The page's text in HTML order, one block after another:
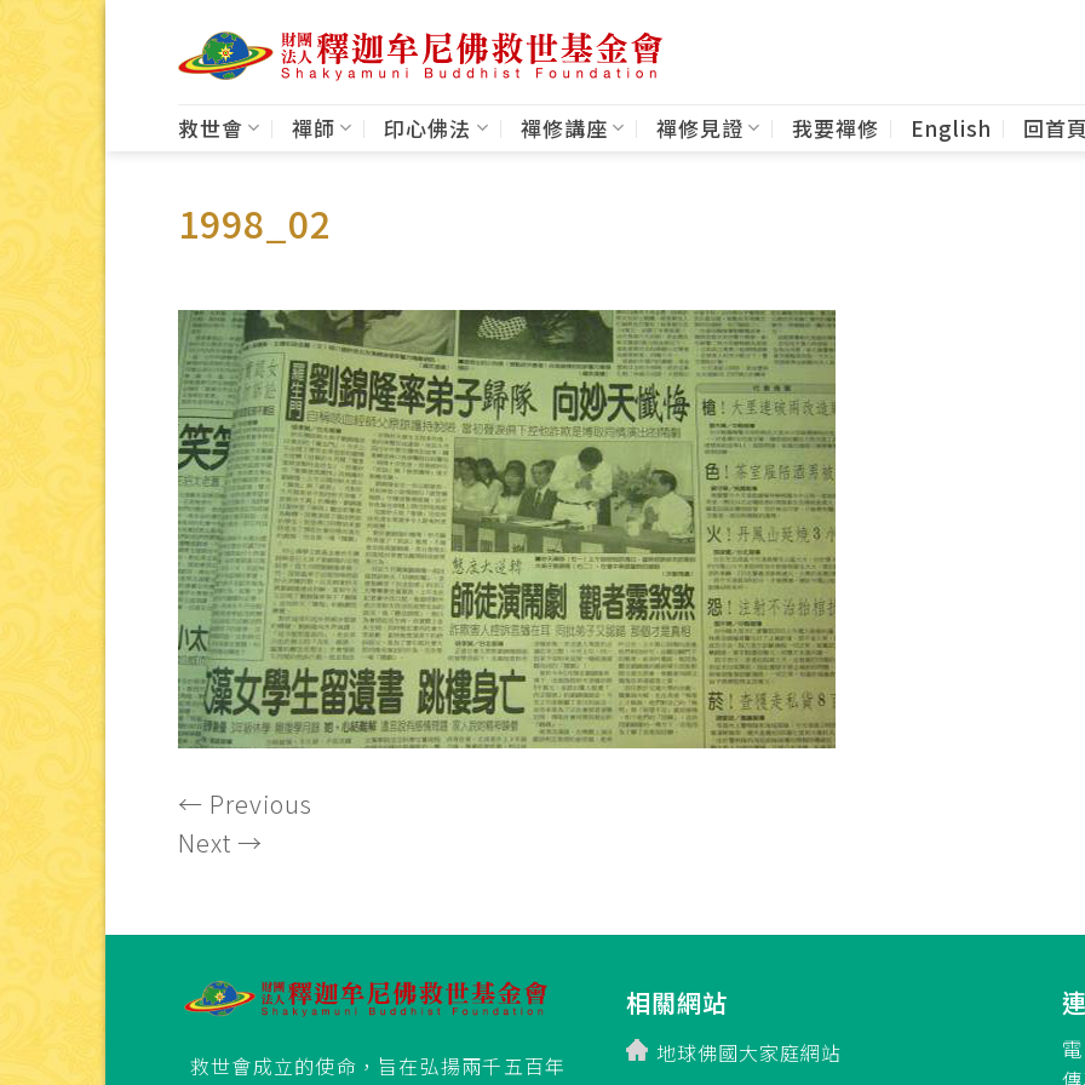
救世會 禪師 印心佛法 禪修講座 禪修見證 我要禪修 English 回首
1998_02
← Previous
Next →
救世會成立的使命，旨在弘揚兩千五百年
相關網站
地球佛國大家庭網站